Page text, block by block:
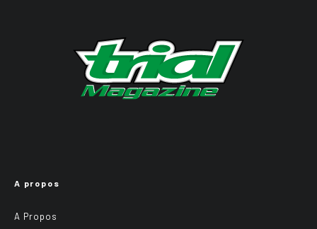
A propos
A Propos